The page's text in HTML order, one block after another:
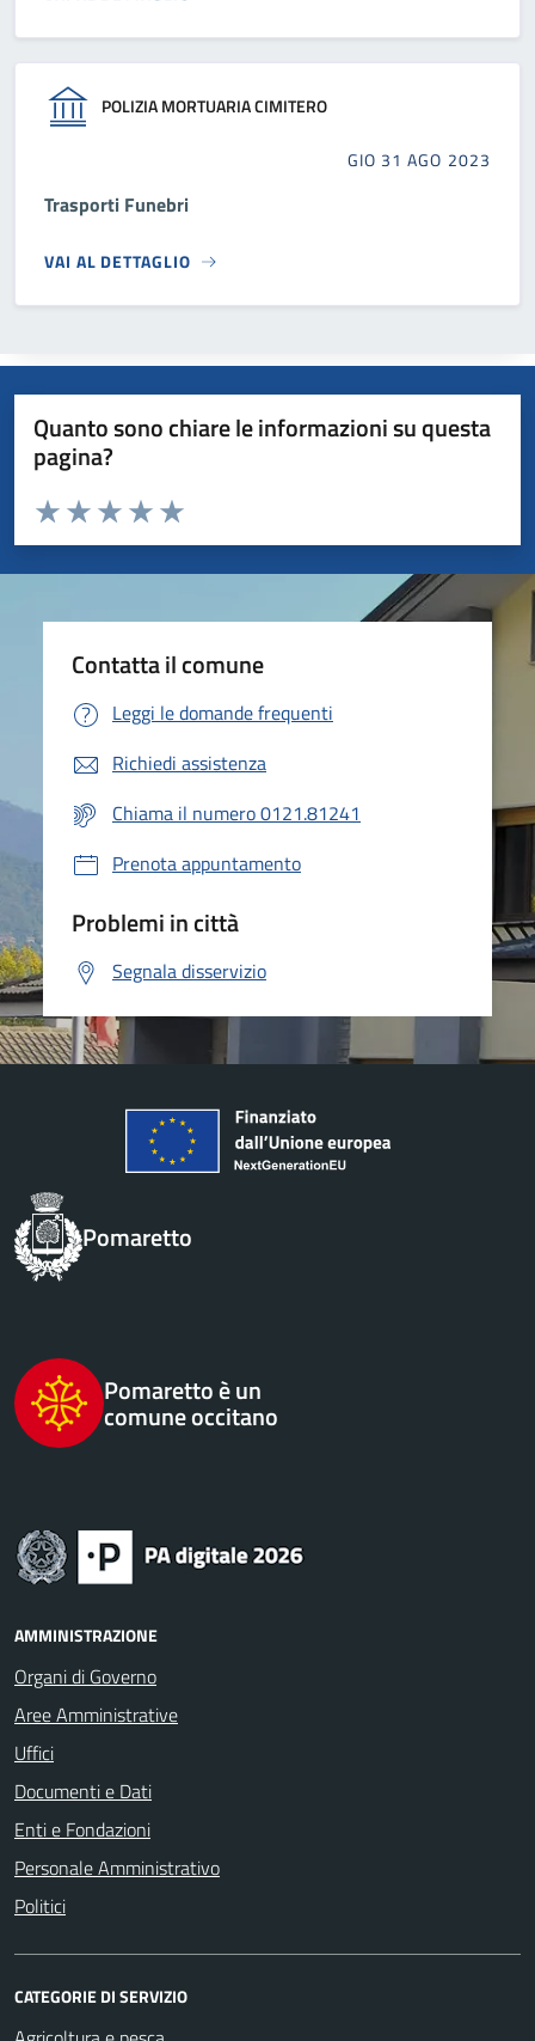
POLIZIA MORTUARIA CIMITERO
GIO 31 AGO 2023
Trasporti Funebri
VAI AL DETTAGLIO
Quanto sono chiare le informazioni su questa
pagina?
Valuta da 1 a 5 stelle la pagina
Valuta 5 stelle su 5
Valuta 4 stelle su 5
Valuta 3 stelle su 5
Valuta 2 stelle su 5
Valuta 1 stelle su 5
Contatta il comune
Leggi le domande frequenti
Richiedi assistenza
Chiama il numero 0121.81241
Prenota appuntamento
Problemi in città
Segnala disservizio
Pomaretto
Pomaretto è un
comune occitano
AMMINISTRAZIONE
Organi di Governo
Aree Amministrative
Uffici
Documenti e Dati
Enti e Fondazioni
Personale Amministrativo
Politici
CATEGORIE DI SERVIZIO